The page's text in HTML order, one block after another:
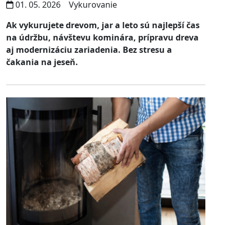
01. 05. 2026
Vykurovanie
Ak vykurujete drevom, jar a leto sú najlepší čas
na údržbu, návštevu kominára, prípravu dreva
aj modernizáciu zariadenia. Bez stresu a
čakania na jeseň.